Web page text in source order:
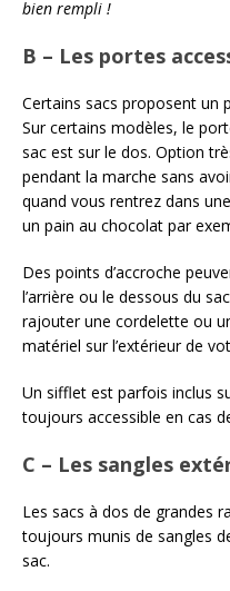
bien rempli !
B – Les portes
Certains sacs proposent
Sur certains modèles, le
sac est sur le dos. Option
pendant la marche sans
quand vous rentrez dans
un pain au chocolat par
Des points d’accroche
l’arrière ou le dessous du
rajouter une cordelette ou
matériel sur l’extérieur de
Un sifflet est parfois inclus
toujours accessible en cas
C – Les sangles
Les sacs à dos de grandes
toujours munis de sangles
sac.